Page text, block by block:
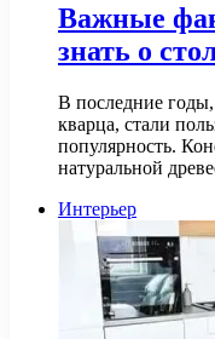
Важные
знать о
В последние
кварца, стали
популярность.
натуральной
Интерьер